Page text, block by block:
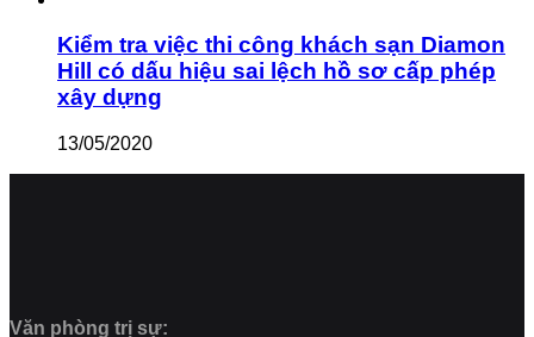
Kiểm tra việc thi công khách sạn Diamon
Hill có dấu hiệu sai lệch hồ sơ cấp phép
xây dựng
13/05/2020
Văn phòng trị sự: